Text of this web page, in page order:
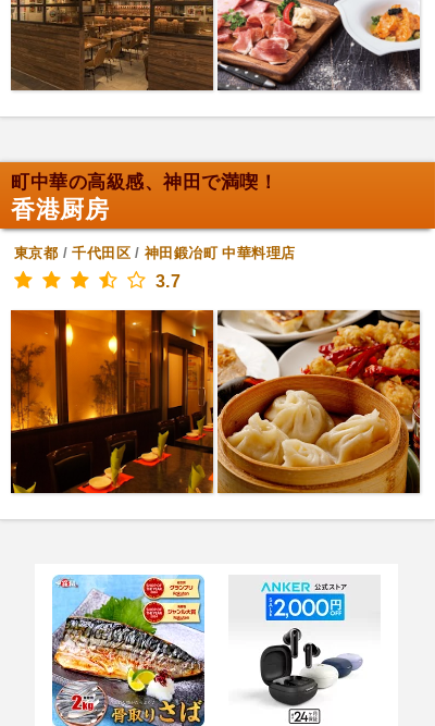
町中華の高級感、神田で満喫！
香港厨房
東京都 /千代田区/神田鍛冶町 中華料理店
3.7